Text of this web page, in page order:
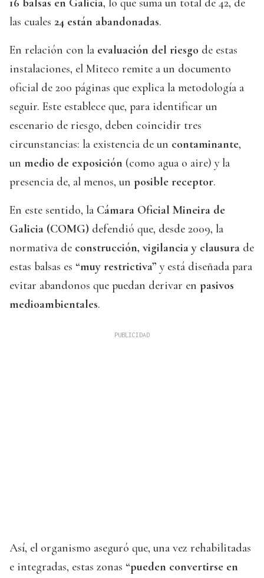
16 balsas en Galicia, lo que suma un total de 42, de
las cuales 24 están abandonadas.
En relación con la evaluación del riesgo de estas
instalaciones, el Miteco remite a un documento
oficial de 200 páginas que explica la metodología a
seguir. Este establece que, para identificar un
escenario de riesgo, deben coincidir tres
circunstancias: la existencia de un contaminante,
un medio de exposición (como agua o aire) y la
presencia de, al menos, un posible receptor.
En este sentido, la Cámara Oficial Mineira de
Galicia (COMG) defendió que, desde 2009, la
normativa de construcción, vigilancia y clausura de
estas balsas es “muy restrictiva” y está diseñada para
evitar abandonos que puedan derivar en pasivos
medioambientales.
Así, el organismo aseguró que, una vez rehabilitadas
e integradas, estas zonas “pueden convertirse en